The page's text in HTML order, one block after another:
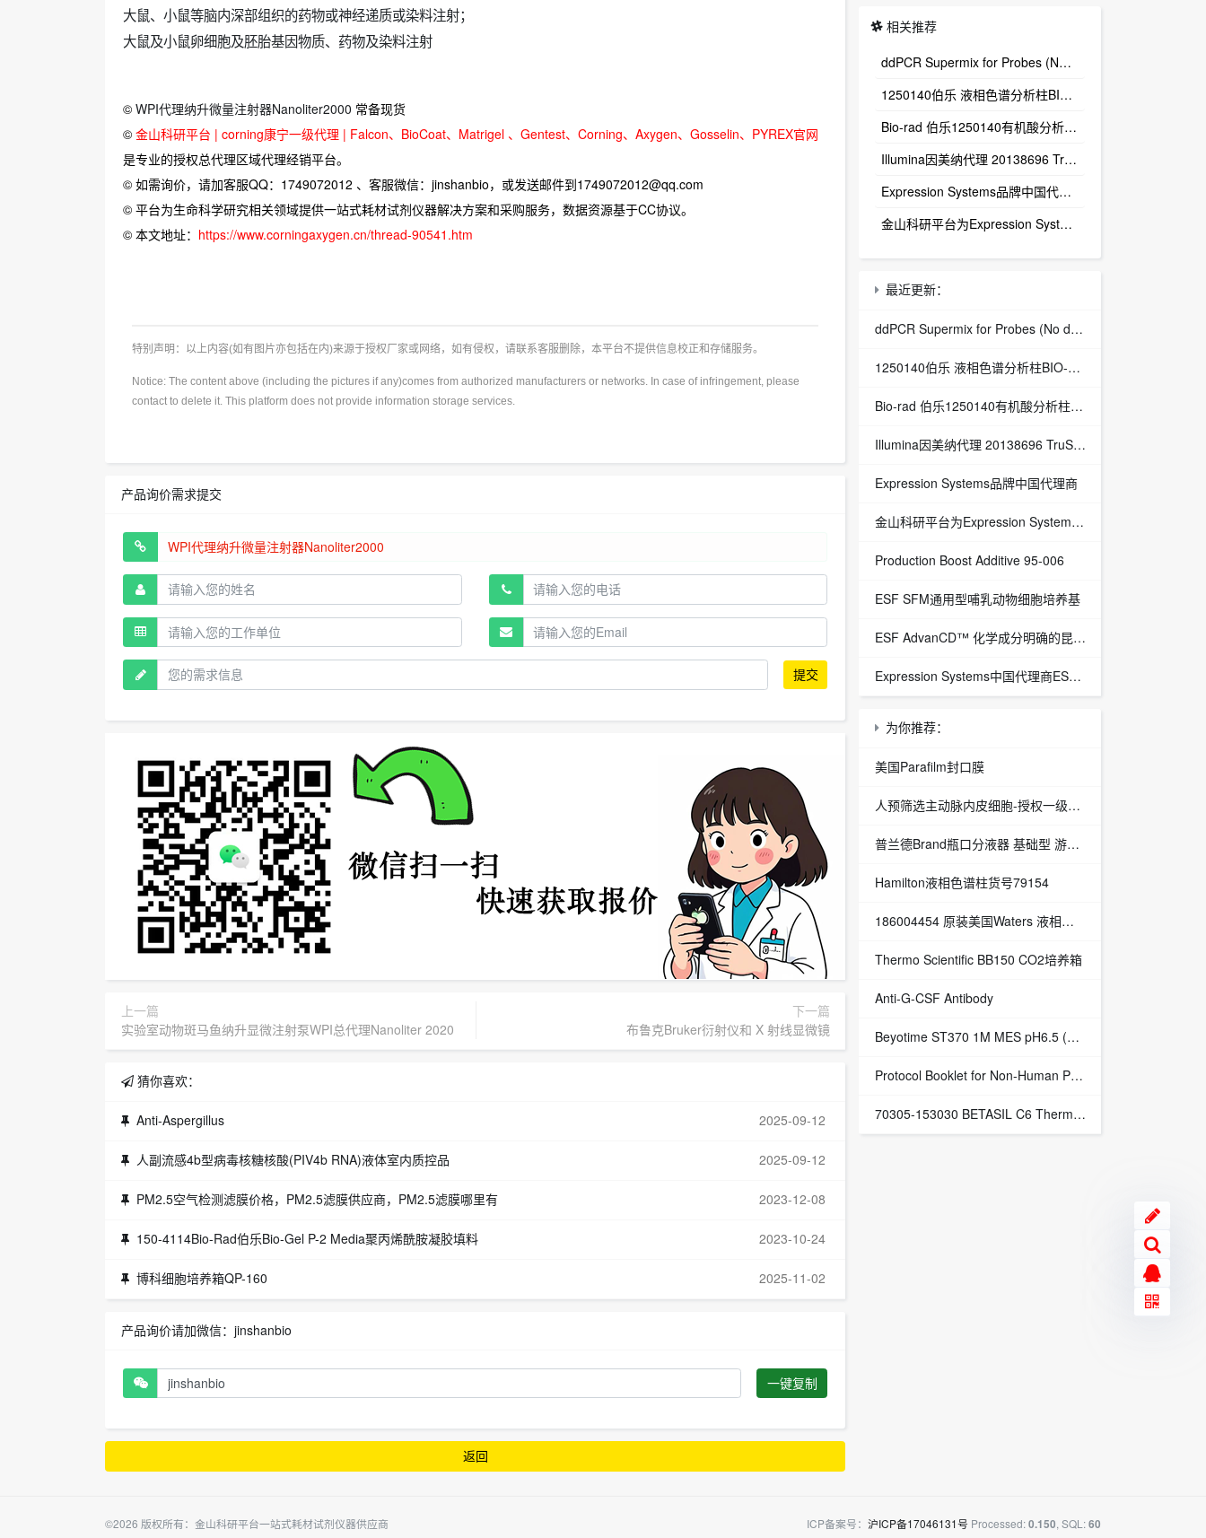
大鼠、小鼠等脑内深部组织的药物或神经递质或染料注射；
大鼠及小鼠卵细胞及胚胎基因物质、药物及染料注射
© WPI代理纳升微量注射器Nanoliter2000 常备现货
© 金山科研平台 | corning康宁一级代理 | Falcon、BioCoat、Matrigel 、Gentest、Corning、Axygen、Gosselin、PYREX官网
是专业的授权总代理区域代理经销平台。
© 如需询价，请加客服QQ：1749072012 、客服微信：jinshanbio，或发送邮件到1749072012@qq.com
© 平台为生命科学研究相关领域提供一站式耗材试剂仪器解决方案和采购服务，数据资源基于CC协议。
© 本文地址： https://www.corningaxygen.cn/thread-90541.htm
特别声明：以上内容(如有图片亦包括在内)来源于授权厂家或网络，如有侵权，请联系客服删除，本平台不提供信息校正和存储服务。
Notice: The content above (including the pictures if any)comes from authorized manufacturers or networks. In case of infringement, please
contact to delete it. This platform does not provide information storage services.
产品询价需求提交
提交
上一篇
实验室动物斑马鱼纳升显微注射泵WPI总代理Nanoliter 2020
下一篇
布鲁克Bruker衍射仪和 X 射线显微镜
猜你喜欢：
Anti-Aspergillus 2025-09-12
人副流感4b型病毒核糖核酸(PIV4b RNA)液体室内质控品 2025-09-12
PM2.5空气检测滤膜价格，PM2.5滤膜供应商，PM2.5滤膜哪里有 2023-12-08
150-4114Bio-Rad伯乐Bio-Gel P-2 Media聚丙烯酰胺凝胶填料 2023-10-24
博科细胞培养箱QP-160 2025-11-02
产品询价请加微信：jinshanbio
一键复制
返回
相关推荐
ddPCR Supermix for Probes (No dUTP) 1863024
1250140伯乐 液相色谱分析柱BIO-RAD Aminex HPX-87H Column
Bio-rad 伯乐1250140有机酸分析柱 1250129保护柱芯 1250131保护柱套
‌Illumina因美纳代理 20138696 TruSight™ Oncology 500 v2 DNA Kit plus Illumina Connected Insights (48 samples)
Expression Systems品牌中国代理商
金山科研平台为Expression Systems（ES）中国独家代理商
最近更新：
ddPCR Supermix for Probes (No dUTP) 1863024
1250140伯乐 液相色谱分析柱BIO-RAD Aminex HPX-87H Column
Bio-rad 伯乐1250140有机酸分析柱 1250129保护柱芯 1250131保护柱套
‌Illumina因美纳代理 20138696 TruSight™ Oncology 500 v2 DNA Kit plus Illumina Connected Insights (48 samples)
Expression Systems品牌中国代理商
金山科研平台为Expression Systems（ES）中国独家代理商
Production Boost Additive 95-006
ESF SFM通用型哺乳动物细胞培养基
ESF AdvanCD™ 化学成分明确的昆虫细胞培养基
Expression Systems中国代理商ESF 921™昆虫细胞培养基
为你推荐：
美国Parafilm封口膜
人预筛选主动脉内皮细胞-授权一级代理
普兰德Brand瓶口分液器 基础型 游标可调 量程5-50ml 货号4600161
Hamilton液相色谱柱货号79154
186004454 原装美国Waters 液相色谱柱 XBridge BEH HILIC
Thermo Scientific BB150 CO2培养箱
Anti-G-CSF Antibody
Beyotime ST370 1M MES pH6.5 (无菌)
Protocol Booklet for Non-Human Primate Pituitary Magnetic Bead Panel 1,Merck Millipore,EA货号：IFU-NHPPT1MG-46K
70305-153030 BETASIL C6 Thermo 液相色谱柱
©2026 版权所有：金山科研平台一站式耗材试剂仪器供应商 ICP备案号： 沪ICP备17046131号 Processed:0.150, SQL:60